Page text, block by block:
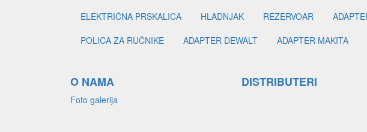
ELEKTRIČNA PRSKALICA
HLADNJAK REZERVOAR
POLICA ZA RUČNIKE
ADAPTER DEWALT ADAPTER MAKITA
O NAMA
Foto galerija
DISTRIBUTERI